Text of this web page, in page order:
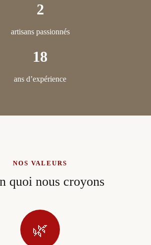
2
artisans passionnés
18
ans d’expérience
NOS VALEURS
quoi nous croyons
🌿